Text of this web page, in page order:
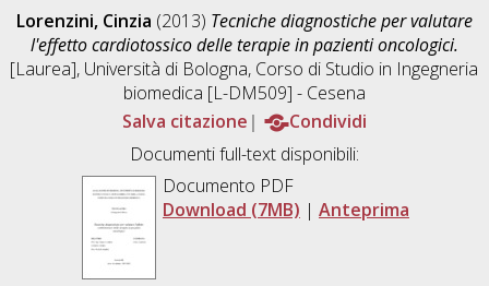
Lorenzini, Cinzia (2013) Tecniche diagnostiche per valutare
l'effetto cardiotossico delle terapie in pazienti oncologici.
[Laurea], Università di Bologna, Corso di Studio in Ingegneria
biomedica [L-DM509] - Cesena
Salva citazione
Condividi
Documenti full-text disponibili:
Documento PDF
Download (7MB) | Anteprima